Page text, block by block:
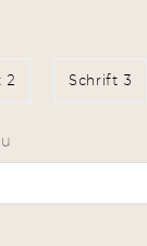
2 Schrift 3